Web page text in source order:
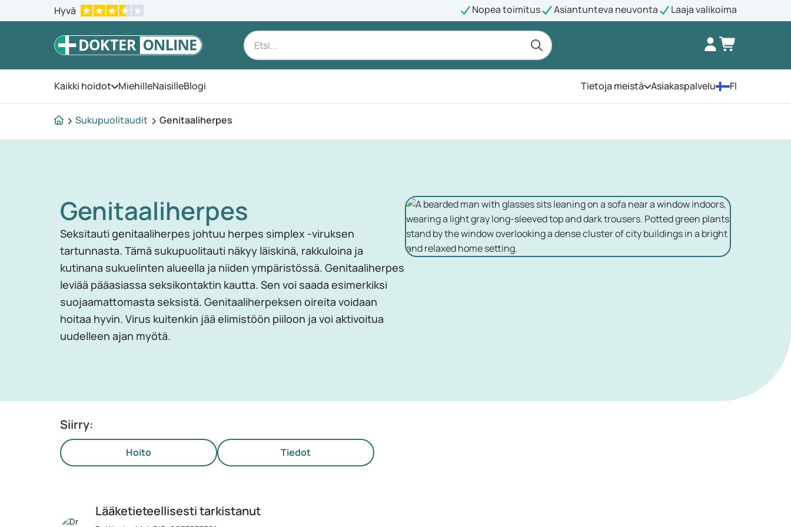
Hyvä Nopea toimitus Asiantunteva neuvonta Laaja valikoima
Kaikki hoidot Avaa valikko
MiehilleNaisilleBlogi Tietoja meistä Avaa valikko
Asiakaspalvelu FI
Sukupuolitaudit Genitaaliherpes
Genitaaliherpes
Seksitauti genitaaliherpes johtuu herpes simplex -viruksen
tartunnasta. Tämä sukupuolitauti näkyy läiskinä, rakkuloina ja
kutinana sukuelinten alueella ja niiden ympäristössä. Genitaaliherpes
leviää pääasiassa seksikontaktin kautta. Sen voi saada esimerkiksi
suojaamattomasta seksistä. Genitaaliherpeksen oireita voidaan
hoitaa hyvin. Virus kuitenkin jää elimistöön piiloon ja voi aktivoitua
uudelleen ajan myötä.
Siirry:
Hoito Tiedot
Lääketieteellisesti tarkistanut